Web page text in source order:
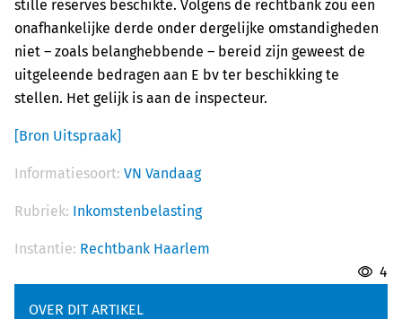
stille reserves beschikte. Volgens de rechtbank zou een
onafhankelijke derde onder dergelijke omstandigheden
niet – zoals belanghebbende – bereid zijn geweest de
uitgeleende bedragen aan E bv ter beschikking te
stellen. Het gelijk is aan de inspecteur.
[Bron Uitspraak]
Informatiesoort: VN Vandaag
Rubriek: Inkomstenbelasting
Instantie: Rechtbank Haarlem
4
OVER DIT ARTIKEL